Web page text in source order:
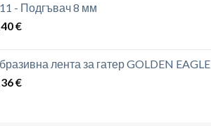
- Подгъвач 8 мм
€
лента за гатер GOLDEN EAGLE
€